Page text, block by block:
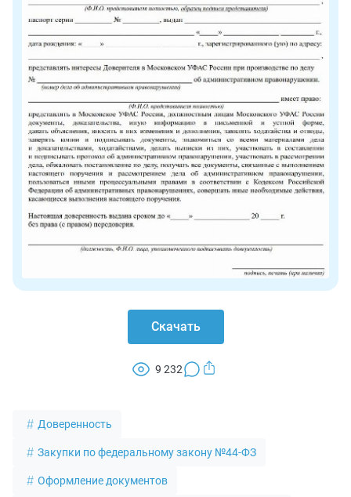
Скачать
9 232
Доверенность
Закупки по федеральному закону №44-ФЗ
Оформление документов